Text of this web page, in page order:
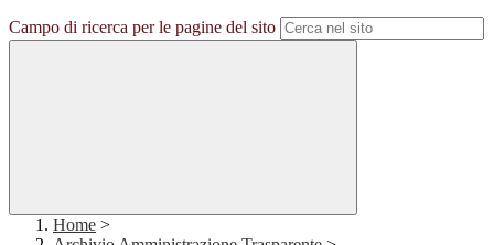
Campo di ricerca per le pagine del sito
Home >